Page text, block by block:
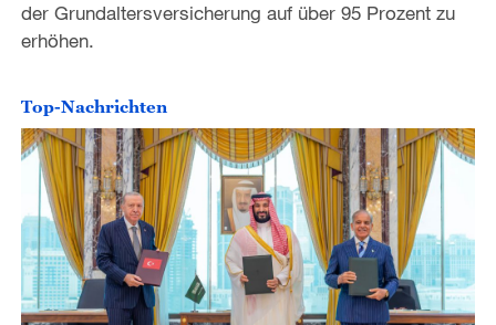
der Grundaltersversicherung auf über 95 Prozent zu
erhöhen.
Top-Nachrichten